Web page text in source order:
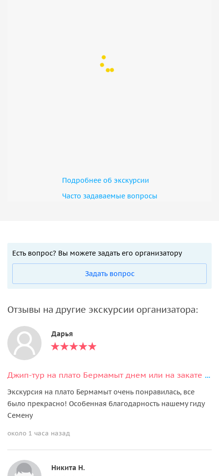
Подробнее об экскурсии
Часто задаваемые вопросы
Есть вопрос? Вы можете задать его организатору
Задать вопрос
Отзывы на другие экскурсии организатора:
Дарья
Джип-тур на плато Бермамыт днем или на закате в мини-группе
Экскурсия на плато Бермамыт очень понравилась, все
было прекрасно! Особенная благодарность нашему гиду
Семену
около 1 часа назад
Никита Н.